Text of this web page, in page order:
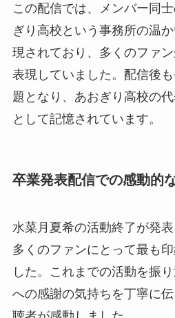
この配信では、メンバー同
ぎり高校という事務所の温
現されており、多くのファ
表現していました。配信後
題となり、あおぎり高校の
として記憶されています。
卒業発表配信での感動的
水菜月夏希の活動終了が発表
多くのファンにとって最も
した。これまでの活動を振
への感謝の気持ちを丁寧に